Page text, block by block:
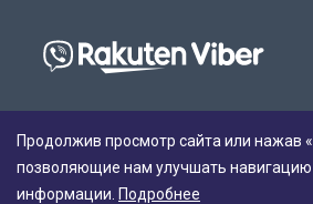
Продолжив просмотр сайта или нажав
позволяющие нам улучшать навигацию
информации. Подробнее